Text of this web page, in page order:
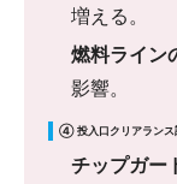
増える。
燃料ライン
影響。
④ 投入口クリアランス
チップガー